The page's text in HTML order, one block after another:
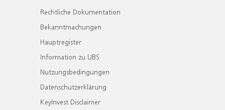
Rechtliche Dokumentation
Bekanntmachungen
Hauptregister
Information zu UBS
Nutzungsbedingungen
Datenschutzerklärung
KeyInvest Disclaimer